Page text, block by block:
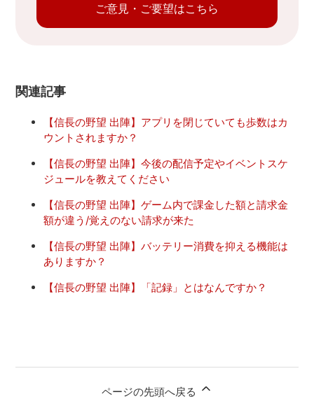
ご意見・ご要望はこちら
関連記事
【信長の野望 出陣】アプリを閉じていても歩数はカ
ウントされますか？
【信長の野望 出陣】今後の配信予定やイベントスケ
ジュールを教えてください
【信長の野望 出陣】ゲーム内で課金した額と請求金
額が違う/覚えのない請求が来た
【信長の野望 出陣】バッテリー消費を抑える機能は
ありますか？
【信長の野望 出陣】「記録」とはなんですか？
ページの先頭へ戻る